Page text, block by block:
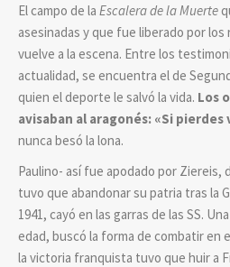
El campo de la Escalera de la Muerte
asesinadas y que fue liberado por
vuelve a la escena. Entre los
actualidad, se encuentra el de
quien el deporte le salvó la vida. Los
avisaban al aragonés: «Si pierdes
nunca besó la lona.
Paulino- así fue apodado por
tuvo que abandonar su patria tras la
1941, cayó en las garras de las SS.
edad, buscó la forma de combatir en
la victoria franquista tuvo que huir a